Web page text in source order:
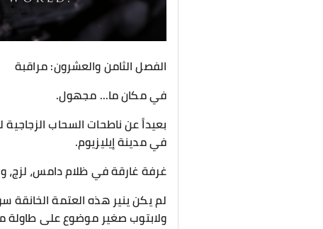
الفصل الثامن والعشرون: مراقبة
​في مكان ما... مجهول.
​بعيداً عن ناطحات السحاب
في مدينة إيليزيوم.
​غرفة غارقة في ظلام دامس، لزج،
لم يكن ينير هذه العتمة
ولابتوب صغير موضوع على طاولة